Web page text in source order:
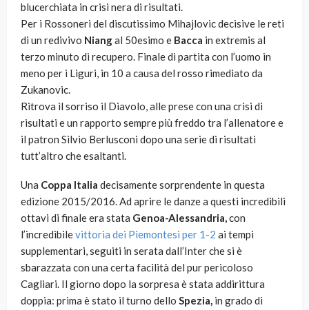
blucerchiata in crisi nera di risultati.
Per i Rossoneri del discutissimo Mihajlovic decisive le reti
di un redivivo Niangal 50esimo e Bacca in extremis al
terzo minuto di recupero. Finale di partita con l’uomo in
meno per i Liguri, in 10 a causa del rosso rimediato da
Zukanovic.
Ritrova il sorriso il Diavolo, alle prese con una crisi di
risultati e un rapporto sempre più freddo tra l’allenatore e
il patron Silvio Berlusconi dopo una serie di risultati
tutt’altro che esaltanti.
Una Coppa Italia decisamente sorprendente in questa
edizione 2015/2016. Ad aprire le danze a questi incredibili
ottavi di finale era stata Genoa-Alessandria,con
l’incredibilevittoria dei Piemontesi per 1-2 ai tempi
supplementari, seguiti in serata dall’Inter che si è
sbarazzata con una certa facilità del pur pericoloso
Cagliari. Il giorno dopo la sorpresa è stata addirittura
doppia: prima è stato il turno dello Spezia, in grado di